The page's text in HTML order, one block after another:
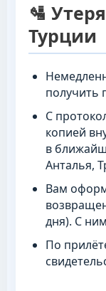
🛂
Турции
получить
С
копией
в
Анталья,
Вам
дня). С
По